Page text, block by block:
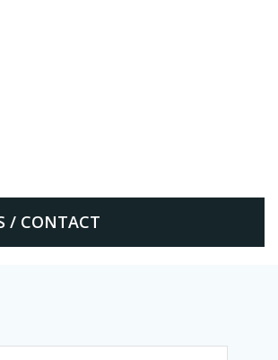
/ CONTACT